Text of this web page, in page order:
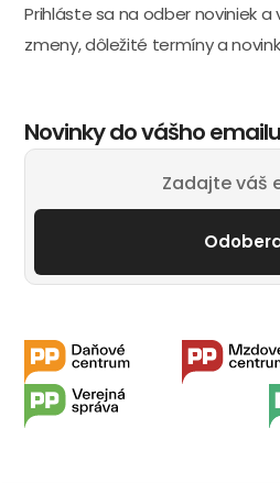
Prihláste sa na odber noviniek
zmeny, dôležité termíny a
Novinky do vášho emailu